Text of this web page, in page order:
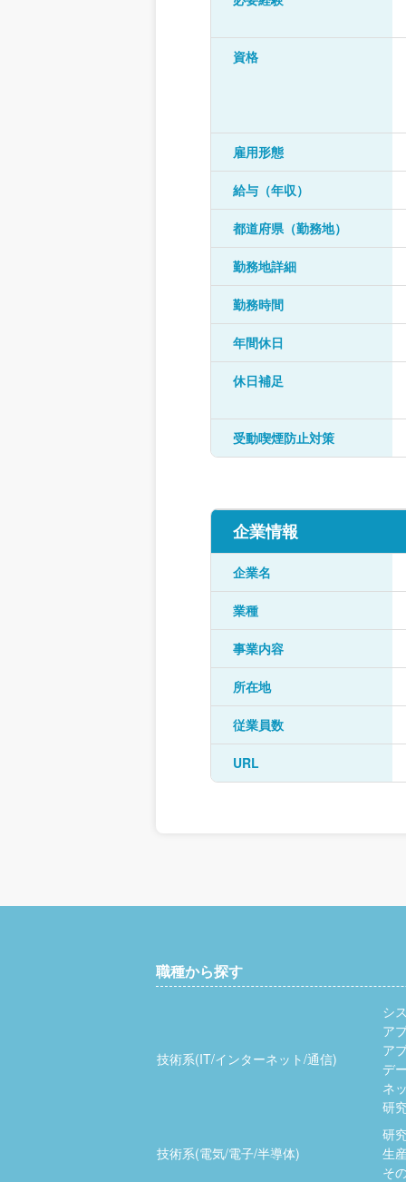
資格
雇用形態
給与（年収）
都道府県（勤務地）
勤務地詳細
勤務時間
年間休日
休日補足
受動喫煙防止対策
企業情報
企業名
業種
事業内容
所在地
従業員数
URL
職種から探す
技術系(IT/インターネット/通信)
シ
ア
ア
デ
ネ
研
技術系(電気/電子/半導体)
研
生
そ